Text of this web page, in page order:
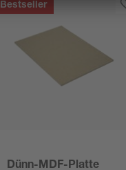
Bestseller
Dünn-MDF-Platte